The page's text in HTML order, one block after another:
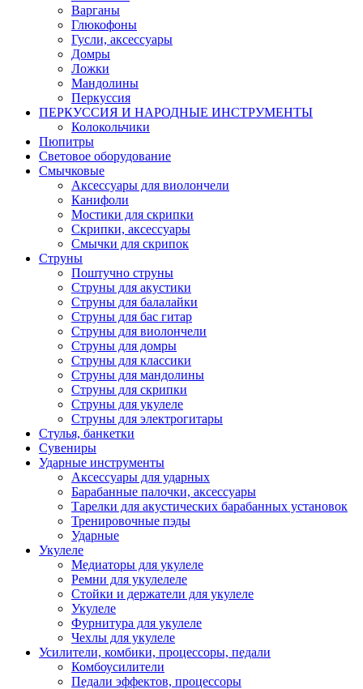
Варганы
Глюкофоны
Гусли, аксессуары
Домры
Ложки
Мандолины
Перкуссия
ПЕРКУССИЯ И НАРОДНЫЕ ИНСТРУМЕНТЫ
Колокольчики
Пюпитры
Световое оборудование
Смычковые
Аксессуары для виолончели
Канифоли
Мостики для скрипки
Скрипки, аксессуары
Смычки для скрипок
Струны
Поштучно струны
Струны для акустики
Струны для балалайки
Струны для бас гитар
Струны для виолончели
Струны для домры
Струны для классики
Струны для мандолины
Струны для скрипки
Струны для укулеле
Струны для электрогитары
Стулья, банкетки
Сувениры
Ударные инструменты
Аксессуары для ударных
Барабанные палочки, аксессуары
Тарелки для акустических барабанных установок
Тренировочные пэды
Ударные
Укулеле
Медиаторы для укулеле
Ремни для укулелеле
Стойки и держатели для укулеле
Укулеле
Фурнитура для укулеле
Чехлы для укулеле
Усилители, комбики, процессоры, педали
Комбоусилители
Педали эффектов, процессоры